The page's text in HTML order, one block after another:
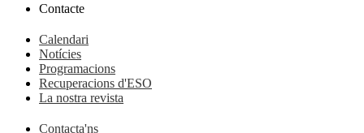
Contacte
Calendari
Notícies
Programacions
Recuperacions d'ESO
La nostra revista
Contacta'ns